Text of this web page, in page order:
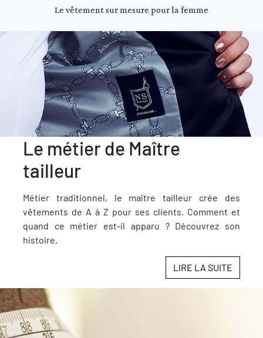
Le vêtement sur mesure pour la femme
Le métier de Maître
tailleur
Métier traditionnel, le maître tailleur crée des
vêtements de A à Z pour ses clients. Comment et
quand ce métier est-il apparu ? Découvrez son
histoire.
LIRE LA SUITE